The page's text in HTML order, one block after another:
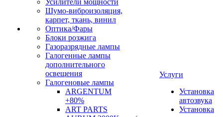
Усилители мощности
Шумо-виброизоляция,
карпет, ткань, винил
Оптика/Фары
Блоки розжига
Газоразрядные лампы
Галогенные лампы
дополнительного
освещения
Галогеновые лампы
ARGENTUM
+80%
ART PARTS
Услуги
Установка
автозвука
Установка